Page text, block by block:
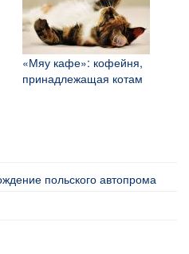
«Мяу кафе»: кофейня,
принадлежащая котам
польского автопрома